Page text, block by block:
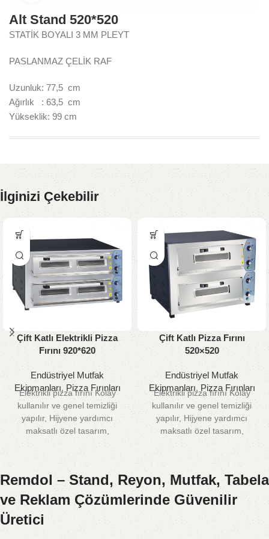
Alt Stand 520*520
STATİK BOYALI 3 MM PLEYT
PASLANMAZ ÇELİK RAF
Uzunluk: 77,5 cm
Ağırlık : 63,5 cm
Yükseklik: 99 cm
İlginizi Çekebilir
Çift Katlı Elektrikli Pizza
Fırını 920*620
Endüstriyel Mutfak
Ekipmanları,Pizza Fırınları
Elektrikli pizza fırını Kolay
kullanılır ve genel temizliği
yapılır, Hijyene yardımcı
maksatlı özel tasarım,
Elektrikli pizza fırınında
Ergonomik dizayn ve şık
görünüm Pizza fırını Yaygın
servis ağıyla 1 yıl garantili
Çift Katlı Pizza Fırını
520×520
Endüstriyel Mutfak
Ekipmanları, Pizza Fırınları
Elektrikli pizza fırını Kolay
kullanılır ve genel temizliği
yapılır, Hijyene yardımcı
maksatlı özel tasarım,
Elektrikli pizza fırınında
Ergonomik dizayn ve şık
görünüm Pizza fırını Yaygın
servis ağıyla 1 yıl garantili
Remdol – Stand, Reyon, Mutfak, Tabela
ve Reklam Çözümlerinde Güvenilir
Üretici